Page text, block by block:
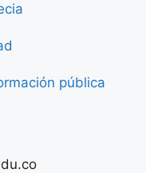
pública